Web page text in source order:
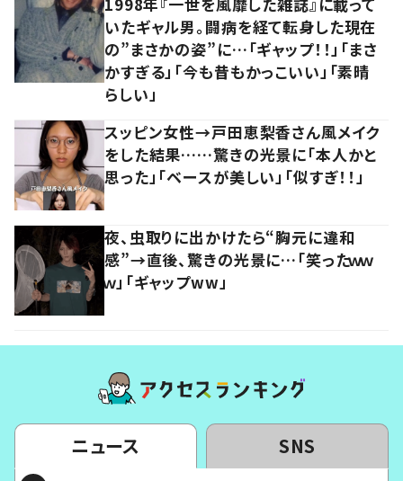
いたギャル男。闘病を経て転身した現在
の”まさかの姿”に…「ギャップ！！」「まさ
かすぎる」「今も昔もかっこいい」「素晴
らしい」
スッピン女性→戸田恵梨香さん風メイク
をした結果……驚きの光景に「本人かと
思った」「ベースが美しい」「似すぎ！！」
夜、虫取りに出かけたら“胸元に違和
感”→直後、驚きの光景に…「笑ったｗｗ
ｗ」「ギャップww」
ニュース SNS